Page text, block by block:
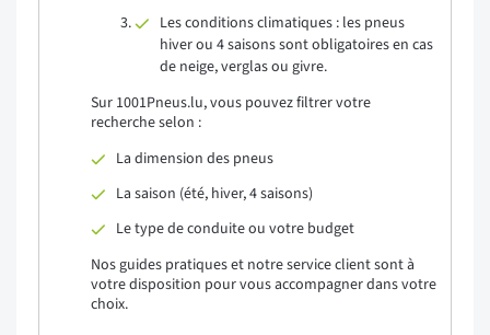
Les conditions climatiques : les pneus
hiver ou 4 saisons sont obligatoires en cas
de neige, verglas ou givre.
Sur 1001Pneus.lu, vous pouvez filtrer votre
recherche selon :
La dimension des pneus
La saison (été, hiver, 4 saisons)
Le type de conduite ou votre budget
Nos guides pratiques et notre service client sont à
votre disposition pour vous accompagner dans votre
choix.